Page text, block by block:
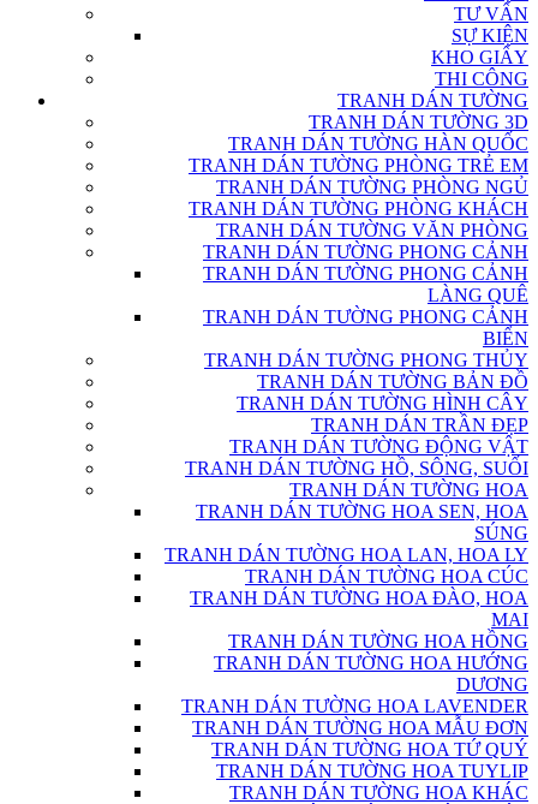
TƯ VẤN
SỰ KIỆN
KHO GIẤY
THI CÔNG
TRANH DÁN TƯỜNG
TRANH DÁN TƯỜNG 3D
TRANH DÁN TƯỜNG HÀN QUỐC
TRANH DÁN TƯỜNG PHÒNG TRẺ EM
TRANH DÁN TƯỜNG PHÒNG NGỦ
TRANH DÁN TƯỜNG PHÒNG KHÁCH
TRANH DÁN TƯỜNG VĂN PHÒNG
TRANH DÁN TƯỜNG PHONG CẢNH
TRANH DÁN TƯỜNG PHONG CẢNH
LÀNG QUÊ
TRANH DÁN TƯỜNG PHONG CẢNH
BIỂN
TRANH DÁN TƯỜNG PHONG THỦY
TRANH DÁN TƯỜNG BẢN ĐỒ
TRANH DÁN TƯỜNG HÌNH CÂY
TRANH DÁN TRẦN ĐẸP
TRANH DÁN TƯỜNG ĐỘNG VẬT
TRANH DÁN TƯỜNG HỒ, SÔNG, SUỐI
TRANH DÁN TƯỜNG HOA
TRANH DÁN TƯỜNG HOA SEN, HOA
SÚNG
TRANH DÁN TƯỜNG HOA LAN, HOA LY
TRANH DÁN TƯỜNG HOA CÚC
TRANH DÁN TƯỜNG HOA ĐÀO, HOA
MAI
TRANH DÁN TƯỜNG HOA HỒNG
TRANH DÁN TƯỜNG HOA HƯỚNG
DƯƠNG
TRANH DÁN TƯỜNG HOA LAVENDER
TRANH DÁN TƯỜNG HOA MẪU ĐƠN
TRANH DÁN TƯỜNG HOA TỨ QUÝ
TRANH DÁN TƯỜNG HOA TUYLIP
TRANH DÁN TƯỜNG HOA KHÁC